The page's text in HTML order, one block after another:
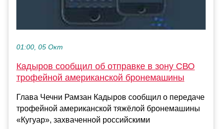
01:00, 05 Окт
Кадыров сообщил об отправке в зону СВО
трофейной американской бронемашины
Глава Чечни Рамзан Кадыров сообщил о передаче
трофейной американской тяжёлой бронемашины
«Кугуар», захваченной российскими